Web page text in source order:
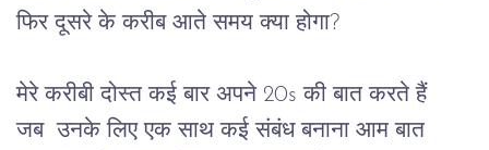
फिर दूसरे के करीब आते समय क्या होगा?
मेरे करीबी दोस्त कई बार अपने 20s की बात करते हैं
जब उनके लिए एक साथ कई संबंध बनाना आम बात